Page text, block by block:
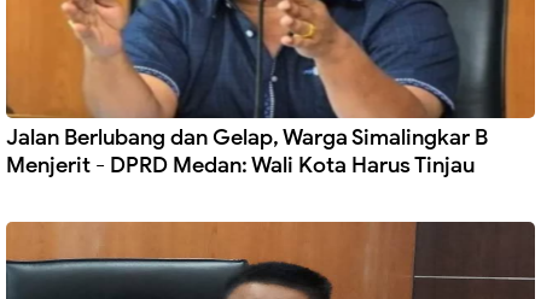
Jalan Berlubang dan Gelap, Warga Simalingkar B
Menjerit - DPRD Medan: Wali Kota Harus Tinjau